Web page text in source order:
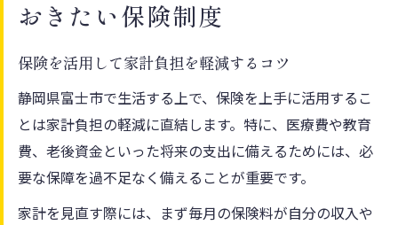
おきたい保険制度
保険を活用して家計負担を軽減するコツ
静岡県富士市で生活する上で、保険を上手に活用するこ
とは家計負担の軽減に直結します。特に、医療費や教育
費、老後資金といった将来の支出に備えるためには、必
要な保障を過不足なく備えることが重要です。
家計を見直す際には、まず毎月の保険料が自分の収入や